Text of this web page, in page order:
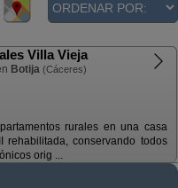
Villa Vieja
Botija (Cáceres)
rurales en una casa
rehabilitada, conservando todos
orig ...